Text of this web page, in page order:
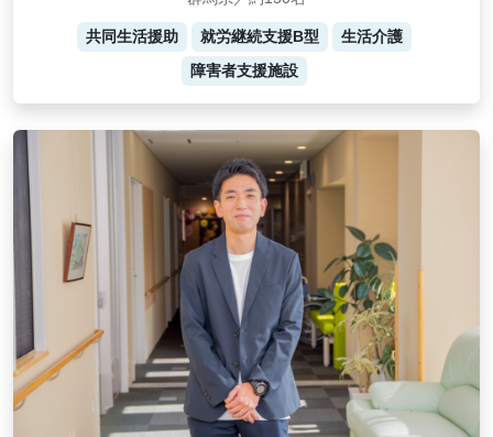
共同生活援助 就労継続支援B型
生活介護
障害者支援施設